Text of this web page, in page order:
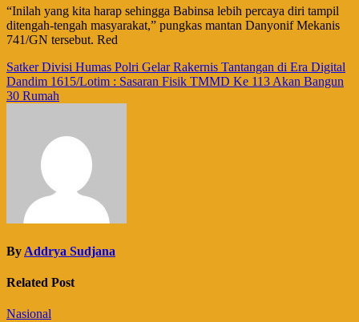
“Inilah yang kita harap sehingga Babinsa lebih percaya diri tampil
ditengah-tengah masyarakat,” pungkas mantan Danyonif Mekanis
741/GN tersebut. Red
Navigasi
pos
Satker Divisi Humas Polri Gelar Rakernis Tantangan di Era Digital
Dandim 1615/Lotim : Sasaran Fisik TMMD Ke 113 Akan Bangun
30 Rumah
By Addrya Sudjana
Related Post
Nasional